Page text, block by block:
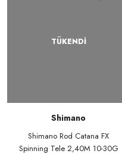
TÜKENDİ
Shimano
Shimano Rod Catana FX
Spinning Tele 2,40M 10-30G